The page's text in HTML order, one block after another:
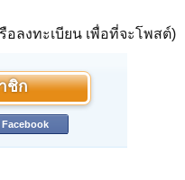
ลงทะเบียน เพื่อที่จะโพสต์)
ชิก
Facebook